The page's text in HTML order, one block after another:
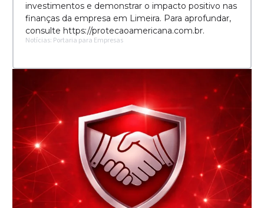
investimentos e demonstrar o impacto positivo nas
finanças da empresa em Limeira. Para aprofundar,
consulte https://protecaoamericana.com.br.
Notícias: Portaria para Empresas